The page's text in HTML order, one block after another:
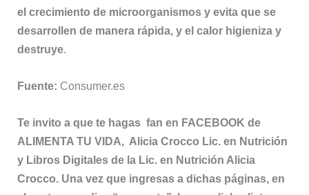
el crecimiento de microorganismos y evita que se
desarrollen de manera rápida, y el calor higieniza y
destruye.
Fuente: Consumer.es
Te invito a que te hagas fan en FACEBOOK de
ALIMENTA TU VIDA, Alicia Crocco Lic. en Nutrición
y Libros Digitales de la Lic. en Nutrición Alicia
Crocco. Una vez que ingresas a dichas páginas, en